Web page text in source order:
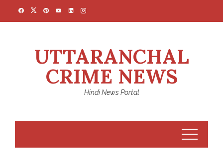
UTTARANCHAL
CRIME NEWS
Hindi News Portal